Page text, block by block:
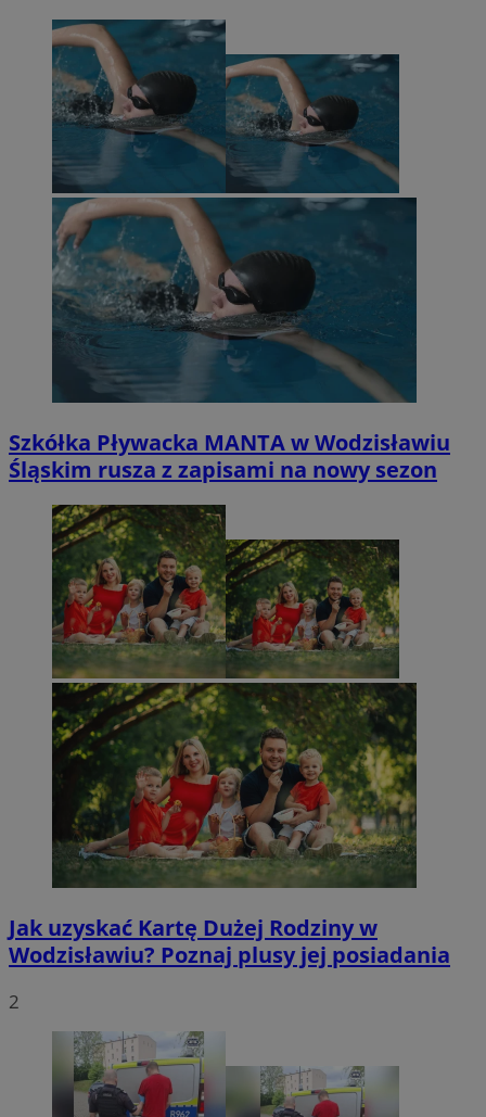
Szkółka Pływacka MANTA w Wodzisławiu
Śląskim rusza z zapisami na nowy sezon
Jak uzyskać Kartę Dużej Rodziny w
Wodzisławiu? Poznaj plusy jej posiadania
2